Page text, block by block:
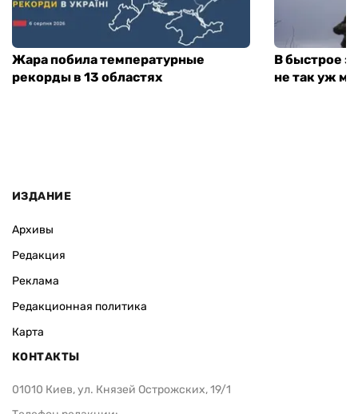
Жара побила температурные
рекорды в 13 областях
В быстрое
не так уж
ИЗДАНИЕ
Архивы
Редакция
Реклама
Редакционная политика
Карта
КОНТАКТЫ
01010 Киев, ул. Князей Острожских, 19/1